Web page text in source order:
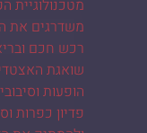
מטכנולוגיית
משדרגים את
רכש חכם
שואגת
הופעות
פדיון כפרות